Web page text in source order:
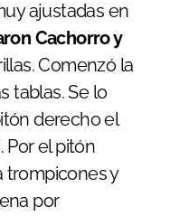
ajustadas en
Cachorro y
Comenzó la
tablas. Se lo
derecho el
Por el pitón
trompicones y
por